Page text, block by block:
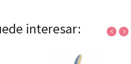
interesar: ‹ ›